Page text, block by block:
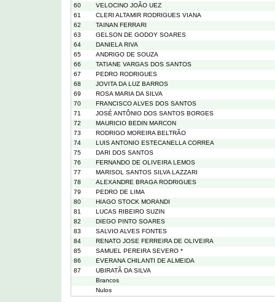
60
VELOCINO JOÃO UEZ
61
CLERI ALTAMIR RODRIGUES VIANA
62
TAINAN FERRARI
63
GELSON DE GODOY SOARES
64
DANIELA RIVA
65
ANDRIGO DE SOUZA
66
TATIANE VARGAS DOS SANTOS
67
PEDRO RODRIGUES
68
JOVITA DA LUZ BARROS
69
ROSA MARIA DA SILVA
70
FRANCISCO ALVES DOS SANTOS
71
JOSÉ ANTÔNIO DOS SANTOS BORGES
72
MAURICIO BEDIN MARCON
73
RODRIGO MOREIRA BELTRÃO
74
LUIS ANTONIO ESTECANELLA CORREA
75
DARI DOS SANTOS
76
FERNANDO DE OLIVEIRA LEMOS
77
MARISOL SANTOS SILVA LAZZARI
78
ALEXANDRE BRAGA RODRIGUES
79
PEDRO DE LIMA
80
HIAGO STOCK MORANDI
81
LUCAS RIBEIRO SUZIN
82
DIEGO PINTO SOARES
83
SALVIO ALVES FONTES
84
RENATO JOSE FERREIRA DE OLIVEIRA
85
SAMUEL PEREIRA SEVERO *
86
EVERANA CHILANTI DE ALMEIDA
87
UBIRATÃ DA SILVA
Brancos
Nulos